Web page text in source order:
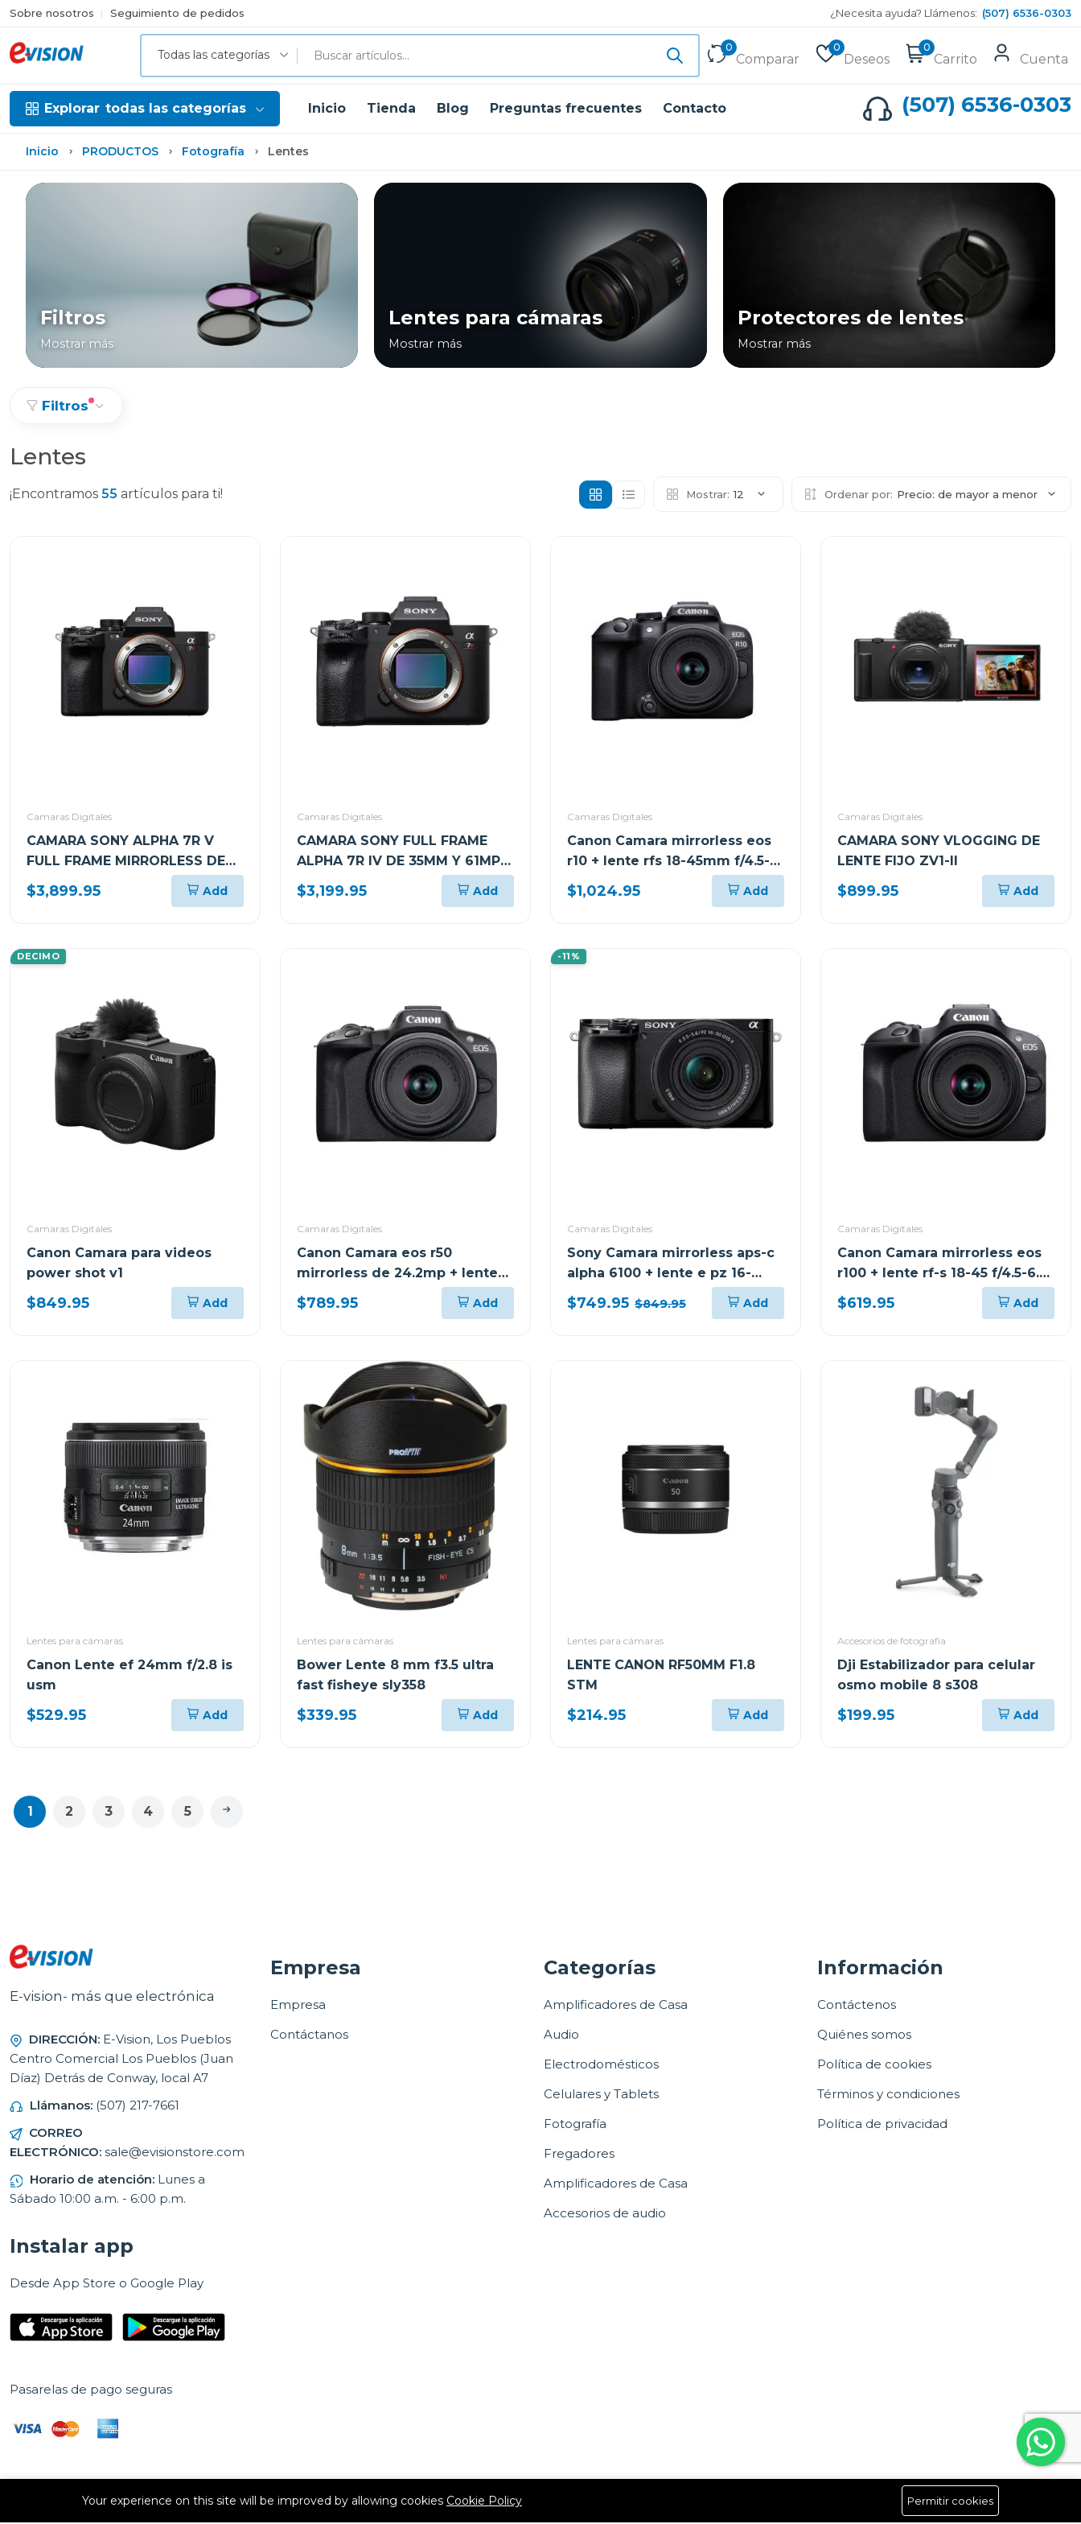
Sobre nosotros Seguimiento de pedidos ¿Necesita ayuda? Llámenos: (507) 6536-0303
Todas las categorías
0
Comparar
0
Deseos
0
Carrito Cuenta
Explorar todas las categorías Inicio Tienda Blog Preguntas frecuentes Contacto (507) 6536-0303
Inicio PRODUCTOS Fotografía Lentes
Filtros
Mostrar más
Lentes para cámaras
Mostrar más
Protectores de lentes
Mostrar más
Filtros
Lentes
¡Encontramos 55 artículos para ti! Mostrar: 12 Ordenar por: Precio: de mayor a menor
Camaras Digitales
CAMARA SONY ALPHA 7R V
FULL FRAME MIRRORLESS DE
LENTE INTERCAMBIABLE 7RM5
$3,899.95 Add
Camaras Digitales
CAMARA SONY FULL FRAME
ALPHA 7R IV DE 35MM Y 61MP
(SOLO CUERPO) ILCE7RM4
$3,199.95 Add
Camaras Digitales
Canon Camara mirrorless eos
r10 + lente rfs 18-45mm f/4.5-
6.3 is stm kit
$1,024.95 Add
Camaras Digitales
CAMARA SONY VLOGGING DE
LENTE FIJO ZV1-II
$899.95 Add
DECIMO
Camaras Digitales
Canon Camara para videos
power shot v1
$849.95 Add
Camaras Digitales
Canon Camara eos r50
mirrorless de 24.2mp + lente
rf-s 18-45 f/4.5-6.3 is stm kit
$789.95 Add
-11%
Camaras Digitales
Sony Camara mirrorless aps-c
alpha 6100 + lente e pz 16-
50mm f3.5-5.6 oss ii
$749.95 $849.95 Add
Camaras Digitales
Canon Camara mirrorless eos
r100 + lente rf-s 18-45 f/4.5-6.3
is stm kit
$619.95 Add
Lentes para cámaras
Canon Lente ef 24mm f/2.8 is
usm
$529.95 Add
Lentes para cámaras
Bower Lente 8 mm f3.5 ultra
fast fisheye sly358
$339.95 Add
Lentes para cámaras
LENTE CANON RF50MM F1.8
STM
$214.95 Add
Accesorios de fotografía
Dji Estabilizador para celular
osmo mobile 8 s308
$199.95 Add
1 2 3 4 5
E-vision- más que electrónica
DIRECCIÓN: E-Vision, Los Pueblos
Centro Comercial Los Pueblos (Juan
Díaz) Detrás de Conway, local A7
Llámanos: (507) 217-7661
CORREO
ELECTRÓNICO: sale@evisionstore.com
Horario de atención: Lunes a
Sábado 10:00 a.m. - 6:00 p.m.
Empresa
Empresa
Contáctanos
Categorías
Amplificadores de Casa
Audio
Electrodomésticos
Celulares y Tablets
Fotografía
Fregadores
Amplificadores de Casa
Accesorios de audio
Información
Contáctenos
Quiénes somos
Política de cookies
Términos y condiciones
Política de privacidad
Instalar app
Desde App Store o Google Play
Pasarelas de pago seguras
Síguenos
Your experience on this site will be improved by allowing cookies Cookie Policy Permitir cookies